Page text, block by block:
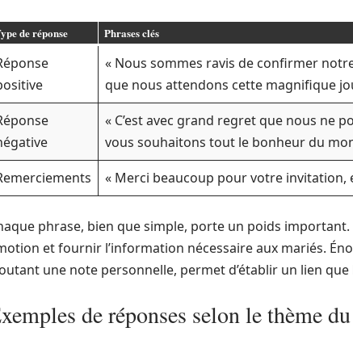
de réponse Phrases clés
« Nous sommes ravis de confirmer
que nous attendons cette magnifique
« C’est avec grand regret que nous ne
vous souhaitons tout le bonheur du
« Merci beaucoup pour votre invitation,
phrase, bien que simple, porte un poids
et fournir l’information nécessaire aux mariés.
une note personnelle, permet d’établir un lien
de réponses selon le thème